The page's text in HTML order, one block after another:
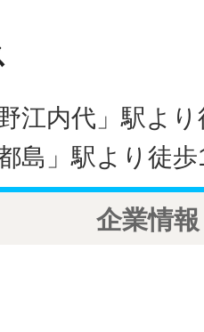
江内代」駅よ
島」駅より徒
企業情報